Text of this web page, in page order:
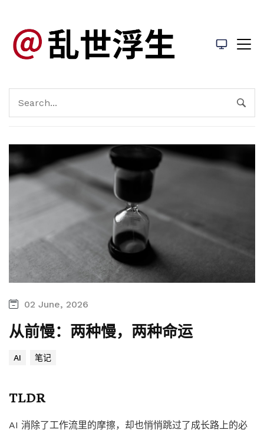
02 June, 2026
从前慢：两种慢，两种命运
AI 笔记
TLDR
AI 消除了工作流里的摩擦，却也悄悄跳过了成长路上的必